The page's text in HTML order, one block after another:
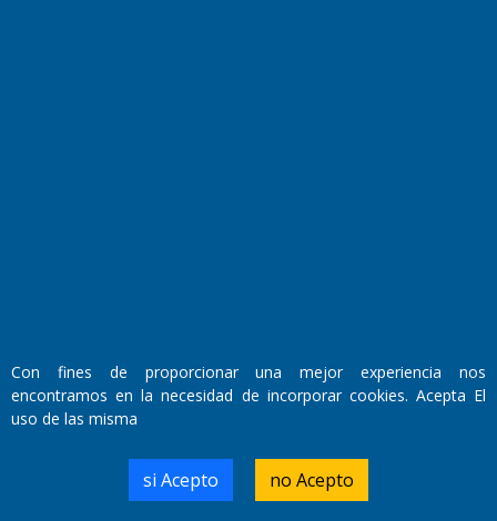
Propietario: El Diario SRL
Director Periodístico:
Walter René Goñi
Domicilio Legal: José Ingenieros 855,
Santa Rosa, La Pampa.
Con fines de proporcionar una mejor experiencia nos
encontramos en la necesidad de incorporar cookies. Acepta El
uso de las misma
si Acepto no Acepto